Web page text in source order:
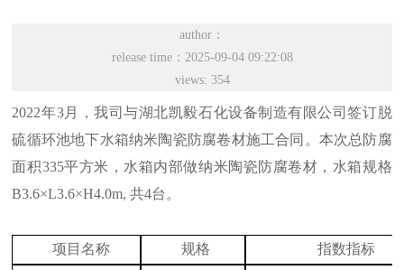
author：
release time：2025-09-04 09:22:08
views: 354
2022年3月，我司与湖北凯毅石化设备制造有限公司签订脱
硫循环池地下水箱纳米陶瓷防腐卷材施工合同。本次总防腐
面积335平方米，水箱内部做纳米陶瓷防腐卷材，水箱规格
B3.6×L3.6×H4.0m,共4台。
项目名称 规格
指数指标